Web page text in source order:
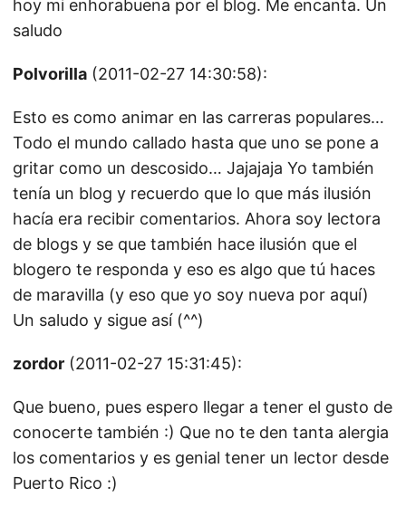
hoy mi enhorabuena por el blog. Me encanta. Un
saludo
Polvorilla (2011-02-27 14:30:58):
Esto es como animar en las carreras populares…
Todo el mundo callado hasta que uno se pone a
gritar como un descosido… Jajajaja Yo también
tenía un blog y recuerdo que lo que más ilusión
hacía era recibir comentarios. Ahora soy lectora
de blogs y se que también hace ilusión que el
blogero te responda y eso es algo que tú haces
de maravilla (y eso que yo soy nueva por aquí)
Un saludo y sigue así (^^)
zordor (2011-02-27 15:31:45):
Que bueno, pues espero llegar a tener el gusto de
conocerte también :) Que no te den tanta alergia
los comentarios y es genial tener un lector desde
Puerto Rico :)